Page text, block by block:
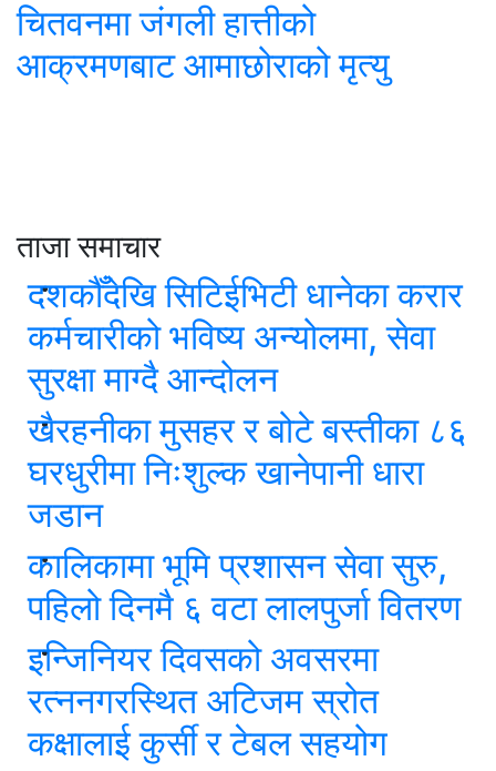
चितवनमा जंगली हात्तीको
आक्रमणबाट आमाछोराको मृत्यु
ताजा समाचार
दशकौँदेखि सिटिईभिटी धानेका करार
कर्मचारीको भविष्य अन्योलमा, सेवा
सुरक्षा माग्दै आन्दोलन
खैरहनीका मुसहर र बोटे बस्तीका ८६
घरधुरीमा निःशुल्क खानेपानी धारा
जडान
कालिकामा भूमि प्रशासन सेवा सुरु,
पहिलो दिनमै ६ वटा लालपुर्जा वितरण
इन्जिनियर दिवसको अवसरमा
रत्ननगरस्थित अटिजम स्रोत
कक्षालाई कुर्सी र टेबल सहयोग